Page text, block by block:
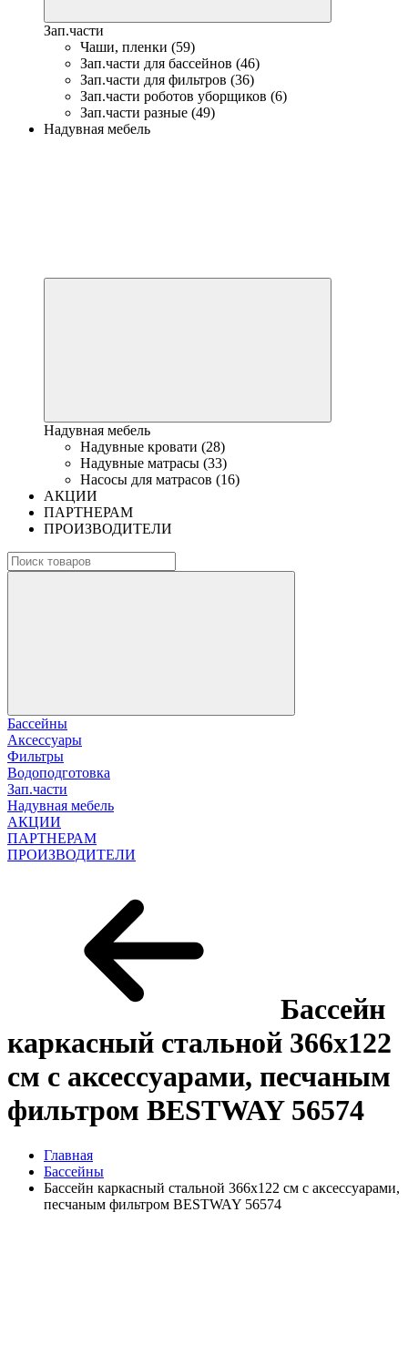
Зап.части
Чаши, пленки (59)
Зап.части для бассейнов (46)
Зап.части для фильтров (36)
Зап.части роботов уборщиков (6)
Зап.части разные (49)
Надувная мебель
Надувная мебель
Надувные кровати (28)
Надувные матрасы (33)
Насосы для матрасов (16)
АКЦИИ
ПАРТНЕРАМ
ПРОИЗВОДИТЕЛИ
Бассейны
Аксессуары
Фильтры
Водоподготовка
Зап.части
Надувная мебель
АКЦИИ
ПАРТНЕРАМ
ПРОИЗВОДИТЕЛИ
Бассейн
каркасный стальной 366x122
см с аксессуарами, песчаным
фильтром BESTWAY 56574
Главная
Бассейны
Бассейн каркасный стальной 366x122 см с аксессуарами,
песчаным фильтром BESTWAY 56574